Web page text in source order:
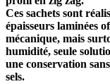
Ces sachets sont
épaisseurs laminées
mécanique, mais
humidité, seule
une conservation
sels.